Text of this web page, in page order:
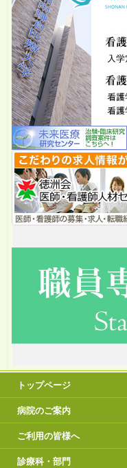
トップページ
病院のご案内
ご利用の皆様へ
診療科・部門